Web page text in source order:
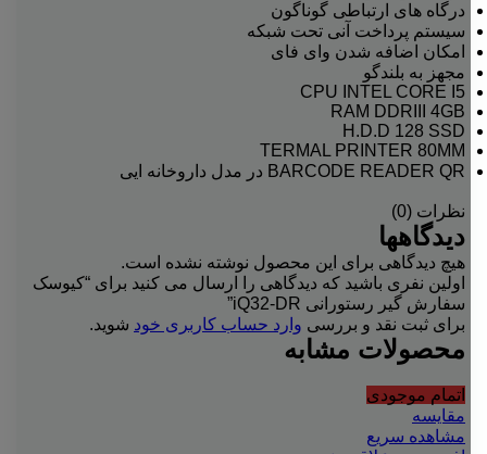
درگاه های ارتباطی گوناگون
سیستم پرداخت آنی تحت شبکه
امکان اضافه شدن وای فای
مجهز به بلندگو
CPU INTEL CORE I5
RAM DDRIII 4GB
H.D.D 128 SSD
TERMAL PRINTER 80MM
BARCODE READER QR در مدل داروخانه ایی
نظرات (0)
دیدگاهها
هیچ دیدگاهی برای این محصول نوشته نشده است.
اولین نفری باشید که دیدگاهی را ارسال می کنید برای “کیوسک
سفارش گیر رستورانی iQ32-DR”
برای ثبت نقد و بررسی وارد حساب کاربری خود شوید.
محصولات مشابه
اتمام موجودی
مقایسه
مشاهده سریع